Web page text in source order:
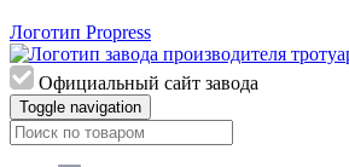
Логотип Propress
Официальный сайт завода
Toggle navigation